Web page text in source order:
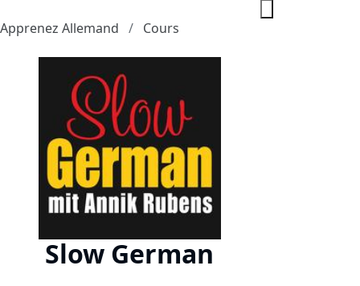
Apprenez Allemand Cours
Slow German